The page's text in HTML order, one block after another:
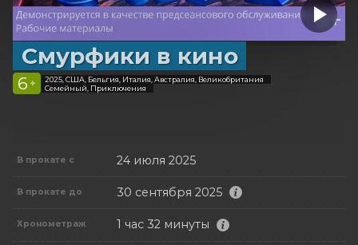
Смурфики в кино
6 +
2025, США, Бельгия, Италия, Австралия, Великобритания
Семейный, Приключения
В прокате с 24 июля 2025
В прокате до 30 сентября 2025
Хронометраж 1 час 32 минуты